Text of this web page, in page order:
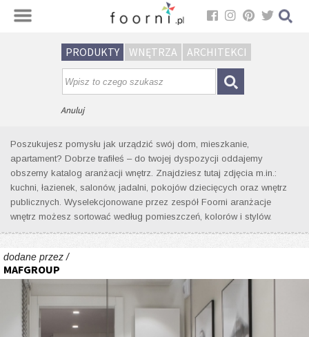
PRODUKTY WNĘTRZA ARCHITEKCI
Anuluj
Wyniki wyszukiwania wnętrz dla
tagu: bateria wannowa
Poszukujesz pomysłu jak urządzić swój dom, mieszkanie,
apartament? Dobrze trafiłeś – do twojej dyspozycji oddajemy
obszerny katalog aranżacji wnętrz. Znajdziesz tutaj zdjęcia m.in.:
kuchni, łazienek, salonów, jadalni, pokojów dziecięcych oraz wnętrz
publicznych. Wyselekcjonowane przez zespół Foorni aranżacje
wnętrz możesz sortować według pomieszczeń, kolorów i stylów.
dodane przez /
MAFGROUP